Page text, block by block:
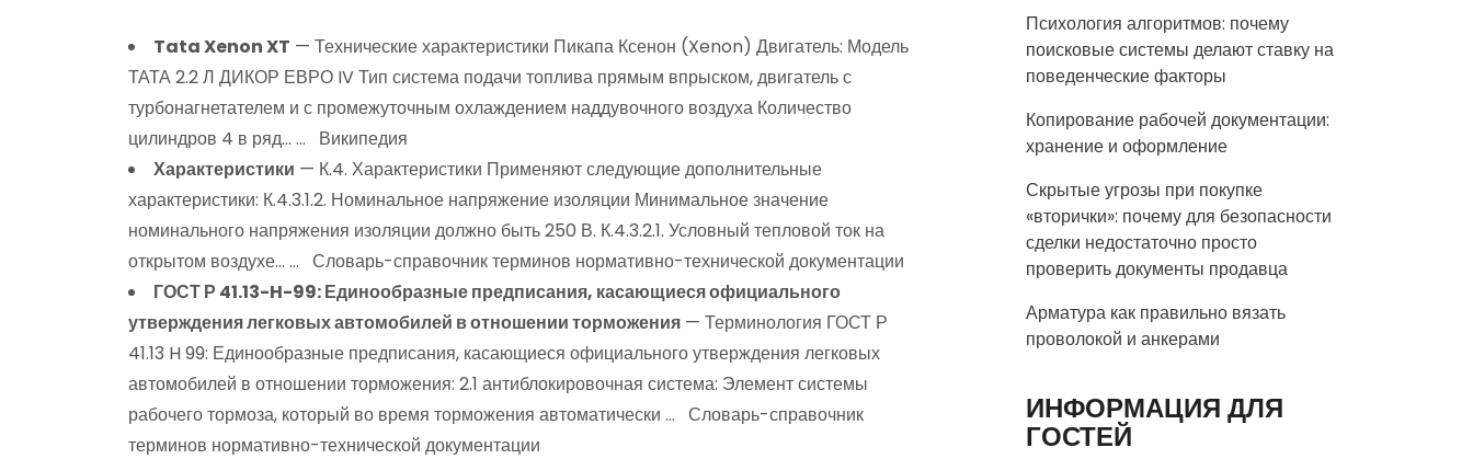
Tata Xenon XT — Технические характеристики Пикапа Ксенон (Xenon) Двигатель: Модель
ТАТА 2.2 Л ДИКОР ЕВРО IV Тип система подачи топлива прямым впрыском, двигатель с
турбонагнетателем и с промежуточным охлаждением наддувочного воздуха Количество
цилиндров 4 в ряд… … Википедия
Характеристики — К.4. Характеристики Применяют следующие дополнительные
характеристики: К.4.3.1.2. Номинальное напряжение изоляции Минимальное значение
номинального напряжения изоляции должно быть 250 В. К.4.3.2.1. Условный тепловой ток на
открытом воздухе… … Словарь-справочник терминов нормативно-технической документации
ГОСТ Р 41.13-H-99: Единообразные предписания, касающиеся официального
утверждения легковых автомобилей в отношении торможения — Терминология ГОСТ Р
41.13 H 99: Единообразные предписания, касающиеся официального утверждения легковых
автомобилей в отношении торможения: 2.1 антиблокировочная система: Элемент системы
рабочего тормоза, который во время торможения автоматически … Словарь-справочник
терминов нормативно-технической документации
Психология алгоритмов: почему
поисковые системы делают ставку на
поведенческие факторы
Копирование рабочей документации:
хранение и оформление
Скрытые угрозы при покупке
«вторички»: почему для безопасности
сделки недостаточно просто
проверить документы продавца
Арматура как правильно вязать
проволокой и анкерами
ИНФОРМАЦИЯ ДЛЯ
ГОСТЕЙ